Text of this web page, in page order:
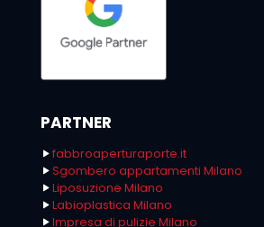
PARTNER
fabbroaperturaporte.it
Sgombero appartamenti Milano
Liposuzione Milano
Labioplastica Milano
Impresa di pulizie Milano